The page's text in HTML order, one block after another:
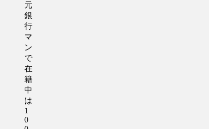
元
銀
行
マ
ン
で
在
籍
中
は
1
0